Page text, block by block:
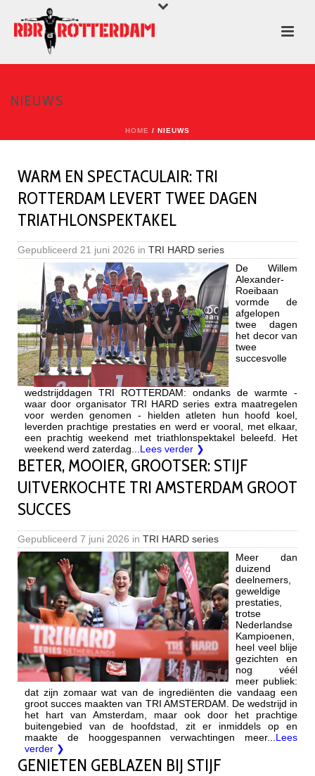
NIEUWS
HOME / NIEUWS
WARM EN SPECTACULAIR: TRI
ROTTERDAM LEVERT TWEE DAGEN
TRIATHLONSPEKTAKEL
Gepubliceerd 21 juni 2026 in TRI HARD series
De Willem
Alexander-
Roeibaan
vormde de
afgelopen
twee dagen
het decor van
twee
succesvolle
wedstrijddagen TRI ROTTERDAM: ondanks de warmte -
waar door organisator TRI HARD series extra maatregelen
voor werden genomen - hielden atleten hun hoofd koel,
leverden prachtige prestaties en werd er vooral, met elkaar,
een prachtig weekend met triathlonspektakel beleefd. Het
weekend werd zaterdag... Lees verder ❯
BETER, MOOIER, GROOTSER: STIJF
UITVERKOCHTE TRI AMSTERDAM GROOT
SUCCES
Gepubliceerd 7 juni 2026 in TRI HARD series
Meer dan
duizend
deelnemers,
geweldige
prestaties,
trotse
Nederlandse
Kampioenen,
heel veel blije
gezichten en
nog véél
meer publiek:
dat zijn zomaar wat van de ingrediënten die vandaag een
groot succes maakten van TRI AMSTERDAM. De wedstrijd in
het hart van Amsterdam, maar ook door het prachtige
buitengebied van de hoofdstad, zit er inmiddels op en
maakte de hooggespannen verwachtingen meer... Lees
verder ❯
GENIETEN GEBLAZEN BIJ STIJF